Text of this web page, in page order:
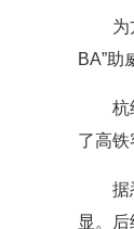
为
BA”助
杭
了高
据
显。